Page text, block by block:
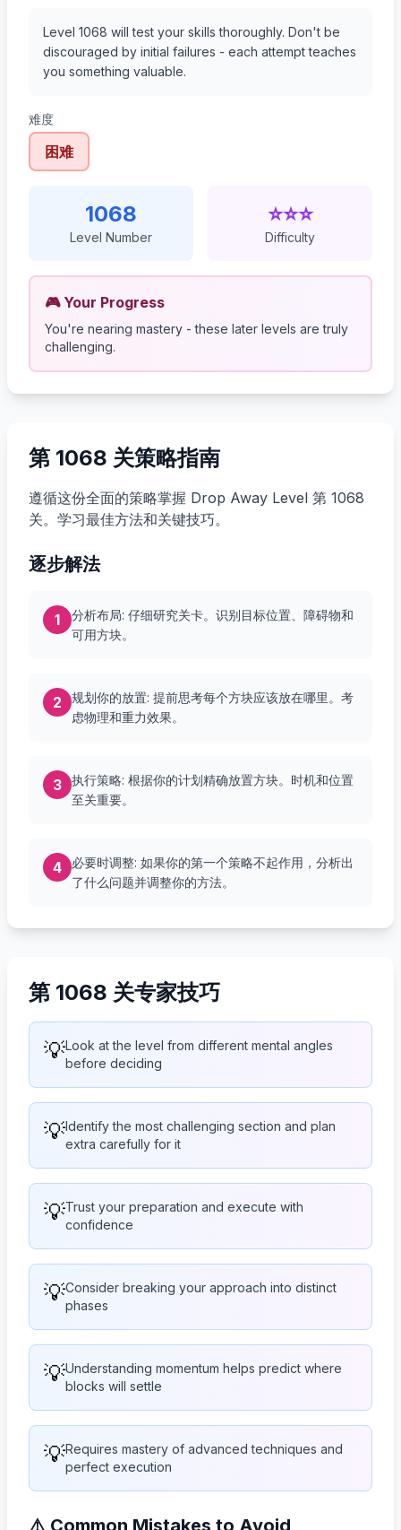
Level 1068 will test your skills thoroughly. Don't be
discouraged by initial failures - each attempt teaches
you something valuable.
难度
困难
1068
Level Number
⭐⭐⭐
Difficulty
🎮 Your Progress
You're nearing mastery - these later levels are truly
challenging.
第 1068 关策略指南
遵循这份全面的策略掌握 Drop Away Level 第 1068
关。学习最佳方法和关键技巧。
逐步解法
1
分析布局: 仔细研究关卡。识别目标位置、障碍物和
可用方块。
2
规划你的放置: 提前思考每个方块应该放在哪里。考
虑物理和重力效果。
3
执行策略: 根据你的计划精确放置方块。时机和位置
至关重要。
4
必要时调整: 如果你的第一个策略不起作用，分析出
了什么问题并调整你的方法。
第 1068 关专家技巧
💡Look at the level from different mental angles
before deciding
💡Identify the most challenging section and plan
extra carefully for it
💡Trust your preparation and execute with
confidence
💡Consider breaking your approach into distinct
phases
💡Understanding momentum helps predict where
blocks will settle
💡Requires mastery of advanced techniques and
perfect execution
⚠️ Common Mistakes to Avoid